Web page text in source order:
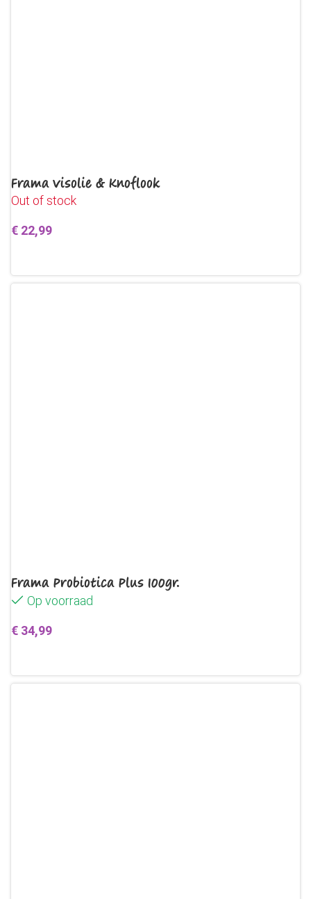
Frama Visolie & Knoflook
Out of stock
€ 22,99
Frama Probiotica Plus 100gr.
Op voorraad
€ 34,99